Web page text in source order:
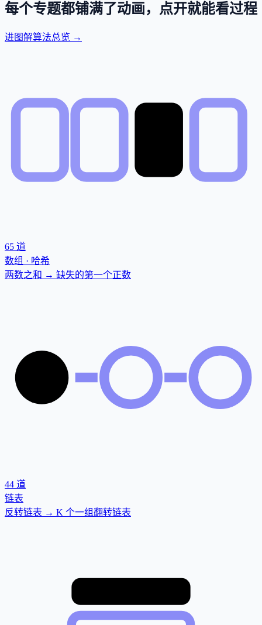
每个专题都铺满了动画，点开就能看过程
进图解算法总览 →
65 道
数组 · 哈希
两数之和 → 缺失的第一个正数
44 道
链表
反转链表 → K 个一组翻转链表